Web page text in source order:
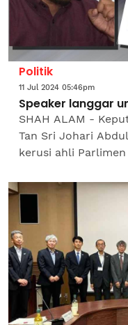
Politik
11 Jul 2024 05:46pm
Speaker langgar
SHAH ALAM -
Tan Sri Johari
kerusi ahli
Menteri, Datuk Seri